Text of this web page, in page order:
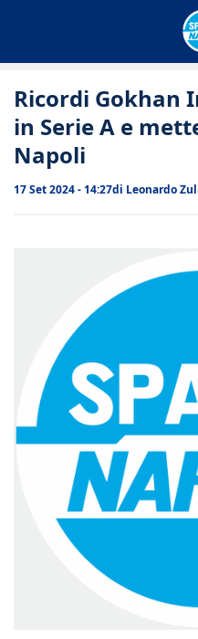
Ricordi Gokhan
in Serie A e
Napoli
17 Set 2024 - 14:27di Leonardo